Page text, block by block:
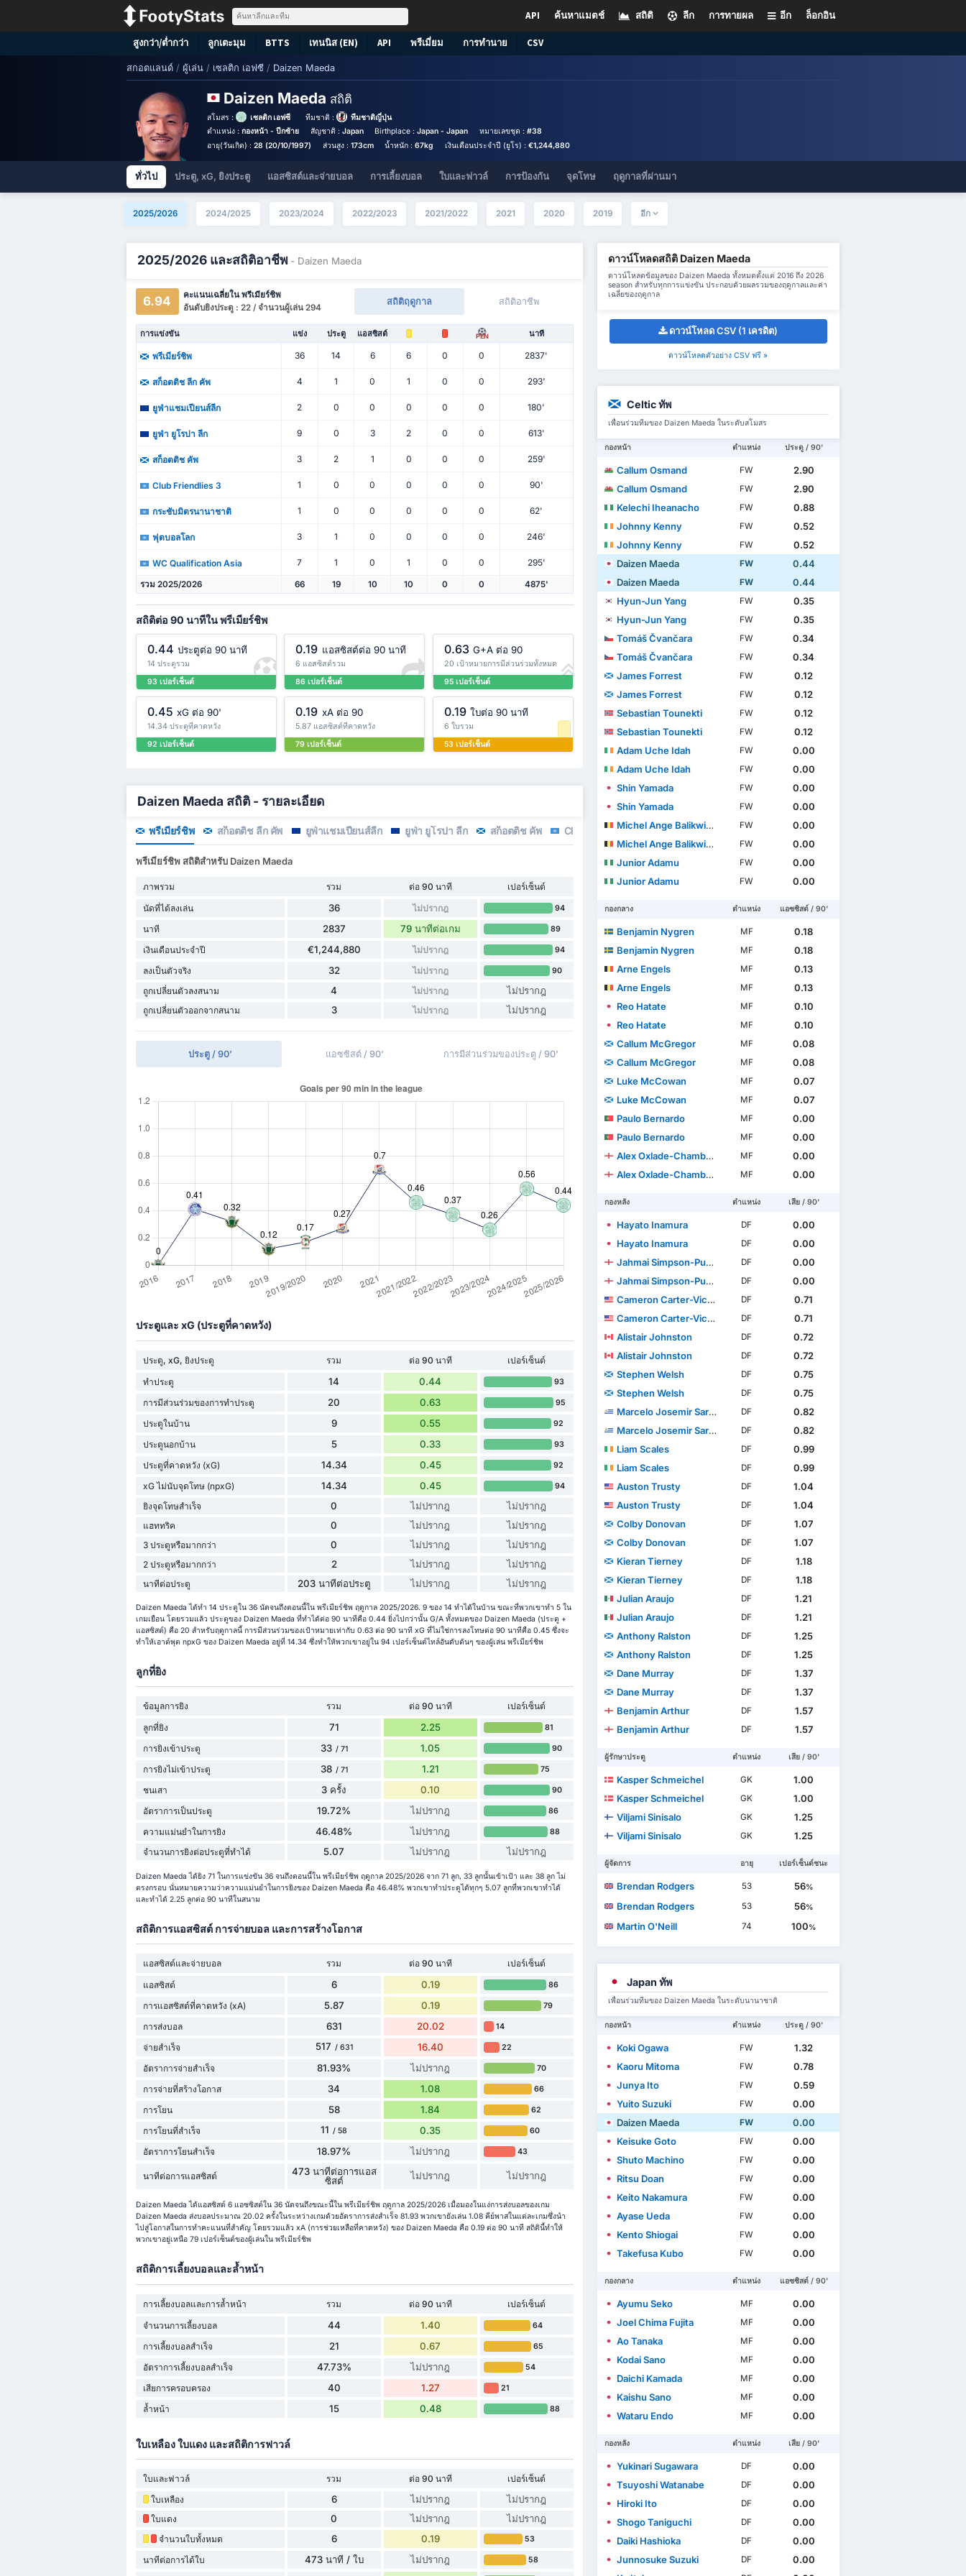
ล็อกอิน
อีก
การทายผล
ลีก
สถิติ
ค้นหาแมตช์
API
สูงกว่า/ต่ำกว่า ลูกเตะมุม BTTS เทนนิส (EN) API พรีเมี่ยม การทำนาย CSV
สกอตแลนด์ / ผู้เล่น / เซลติก เอฟซี / Daizen Maeda
Daizen Maeda สถิติ
สโมสร : เซลติก เอฟซี ทีมชาติ :
ทีมชาติญี่ปุ่น
ตำแหน่ง :กองหน้า - ปีกซ้าย สัญชาติ : Japan Birthplace :Japan - Japan หมายเลขชุด : #38
อายุ(วันเกิด) :28 (20/10/1997) ส่วนสูง : 173cm น้ำหนัก :67kg เงินเดือนประจำปี (ยูโร) : €1,244,880
ทั่วไป ประตู, xG, ยิงประตู แอสซิสต์และจ่ายบอล การเลี้ยงบอล ใบและฟาวล์ การป้องกัน จุดโทษ ฤดูกาลที่ผ่านมา
2025/2026 2024/2025 2023/2024 2022/2023 2021/2022 2021 2020 2019 อีก
2025/2026 และสถิติอาชีพ - Daizen Maeda
6.94
คะแนนเฉลี่ยใน พรีเมียร์ชิพ
อันดับยิงประตู : 22 / จำนวนผู้เล่น 294
สถิติฤดูกาล สถิติอาชีพ
การแข่งขัน แข่ง ประตู แอสซิสต์ PEN นาที
พรีเมียร์ชิพ 36 14 6 6 0 0 2837'
สก็อตติช ลีก คัพ 4 1 0 1 0 0 293'
ยูฟ่าแชมเปียนส์ลีก 2 0 0 0 0 0 180'
ยูฟ่า ยูโรปา ลีก 9 0 3 2 0 0 613'
สก็อตติช คัพ 3 2 1 0 0 0 259'
Club Friendlies 3 1 0 0 0 0 0 90'
กระชับมิตรนานาชาติ 1 0 0 0 0 0 62'
ฟุตบอลโลก 3 1 0 0 0 0 246'
WC Qualification Asia 7 1 0 1 0 0 295'
รวม 2025/2026 66 19 10 10 0 0 4875'
สถิติต่อ 90 นาทีใน พรีเมียร์ชิพ
0.44 ประตูต่อ 90 นาที
14 ประตูรวม
93 เปอร์เซ็นต์
0.19 แอสซิสต์ต่อ 90 นาที
6 แอสซิสต์รวม
86 เปอร์เซ็นต์
0.63 G+A ต่อ 90
20 เป้าหมายการมีส่วนร่วมทั้งหมด
95 เปอร์เซ็นต์
0.45 xG ต่อ 90'
14.34 ประตูที่คาดหวัง
92 เปอร์เซ็นต์
0.19 xA ต่อ 90
5.87 แอสซิสต์ที่คาดหวัง
79 เปอร์เซ็นต์
0.19 ใบต่อ 90 นาที
6 ใบรวม
53 เปอร์เซ็นต์
Daizen Maeda สถิติ - รายละเอียด
พรีเมียร์ชิพ สก็อตติช ลีก คัพ ยูฟ่าแชมเปียนส์ลีก ยูฟ่า ยูโรปา ลีก สก็อตติช คัพ Club Friendlies 3 กระชับมิตรนานาชาติ ฟุตบอลโลก
พรีเมียร์ชิพ สถิติสำหรับ Daizen Maeda
ภาพรวม รวม ต่อ 90 นาที
เปอร์เซ็นต์
นัดที่ได้ลงเล่น
36 ไม่ปรากฎ 94
นาที 2837 79 นาทีต่อเกม 89
เงินเดือนประจำปี €1,244,880 ไม่ปรากฎ 94
ลงเป็นตัวจริง 32 ไม่ปรากฎ 90
ถูกเปลี่ยนตัวลงสนาม 4 ไม่ปรากฎ ไม่ปรากฎ
ถูกเปลี่ยนตัวออกจากสนาม 3 ไม่ปรากฎ ไม่ปรากฎ
ประตู / 90' แอซซิสต์ / 90' การมีส่วนร่วมของประตู / 90'
ประตูและ xG (ประตูที่คาดหวัง)
ประตู, xG, ยิงประตู รวม ต่อ 90 นาที
เปอร์เซ็นต์
ทำประตู
14 0.44 93
การมีส่วนร่วมของการทำประตู 20 0.63 95
ประตูในบ้าน 9 0.55 92
ประตูนอกบ้าน 5 0.33 93
ประตูที่คาดหวัง (xG) 14.34 0.45 92
xG ไม่นับจุดโทษ (npxG) 14.34 0.45 94
ยิงจุดโทษสำเร็จ 0 ไม่ปรากฎ ไม่ปรากฎ
แฮททริค 0 ไม่ปรากฎ ไม่ปรากฎ
3 ประตูหรือมากกว่า 0 ไม่ปรากฎ ไม่ปรากฎ
2 ประตูหรือมากกว่า 2 ไม่ปรากฎ ไม่ปรากฎ
นาทีต่อประตู 203 นาทีต่อประตู ไม่ปรากฎ ไม่ปรากฎ
Daizen Maeda ได้ทำ 14 ประตูใน 36 นัดจนถึงตอนนี้ใน พรีเมียร์ชิพ ฤดูกาล 2025/2026. 9 ของ 14 ทำได้ในบ้าน ขณะที่พวกเขาทำ 5 ใน
เกมเยือน โดยรวมแล้ว ประตูของ Daizen Maeda ที่ทำได้ต่อ 90 นาทีคือ 0.44 ยิ่งไปกว่านั้น G/A ทั้งหมดของ Daizen Maeda (ประตู +
แอสซิสต์) คือ 20 สำหรับฤดูกาลนี้ การมีส่วนร่วมของเป้าหมายเท่ากับ 0.63 ต่อ 90 นาที xG ที่ไม่ใช่การลงโทษต่อ 90 นาทีคือ 0.45 ซึ่งจะ
ทำให้เอาต์พุต npxG ของ Daizen Maeda อยู่ที่ 14.34 ซึ่งทำให้พวกเขาอยู่ใน 94 เปอร์เซ็นต์ไทล์อันดับต้นๆ ของผู้เล่น พรีเมียร์ชิพ
ลูกที่ยิง
ข้อมูลการยิง รวม ต่อ 90 นาที
เปอร์เซ็นต์
ลูกที่ยิง
71 2.25 81
การยิงเข้าประตู 33 / 71 1.05 90
การยิงไม่เข้าประตู 38 / 71 1.21 75
ชนเสา 3 ครั้ง 0.10 90
อัตราการเป็นประตู 19.72% ไม่ปรากฎ 86
ความแม่นยำในการยิง 46.48% ไม่ปรากฎ 88
จำนวนการยิงต่อประตูที่ทำได้ 5.07 ไม่ปรากฎ ไม่ปรากฎ
Daizen Maeda ได้ยิง 71 ในการแข่งขัน 36 จนถึงตอนนี้ใน พรีเมียร์ชิพ ฤดูกาล 2025/2026 จาก 71 ลูก, 33 ลูกนั้นเข้าเป้า และ 38 ลูก ไม่
ตรงกรอบ นั่นหมายความว่าความแม่นยำในการยิงของ Daizen Maeda คือ 46.48% พวกเขาทำประตูได้ทุกๆ 5.07 ลูกที่พวกเขาทำได้
และทำได้ 2.25 ลูกต่อ 90 นาทีในสนาม
สถิติการแอสซิสต์ การจ่ายบอล และการสร้างโอกาส
แอสซิสต์และจ่ายบอล รวม ต่อ 90 นาที
เปอร์เซ็นต์
แอสซิสต์
6 0.19 86
การแอสซิสต์ที่คาดหวัง (xA) 5.87 0.19 79
การส่งบอล 631 20.02 14
จ่ายสำเร็จ 517 / 631 16.40 22
อัตราการจ่ายสำเร็จ 81.93% ไม่ปรากฎ 70
การจ่ายที่สร้างโอกาส 34 1.08 66
การโยน 58 1.84 62
การโยนที่สำเร็จ 11 / 58 0.35 60
อัตราการโยนสำเร็จ 18.97% ไม่ปรากฎ 43
นาทีต่อการแอสซิสต์
473 นาทีต่อการแอส
ซิสต์
ไม่ปรากฎ ไม่ปรากฎ
Daizen Maeda ได้แอสซิสต์ 6 แอซซิสต์ใน 36 นัดจนถึงขณะนี้ใน พรีเมียร์ชิพ ฤดูกาล 2025/2026 เมื่อมองในแง่การส่งบอลของเกม
Daizen Maeda ส่งบอลประมาณ 20.02 ครั้งในระหว่างเกมด้วยอัตราการส่งสำเร็จ 81.93 พวกเขายังเล่น 1.08 คีย์พาสในแต่ละเกมซึ่งนำ
ไปสู่โอกาสในการทำคะแนนที่สำคัญ โดยรวมแล้ว xA (การช่วยเหลือที่คาดหวัง) ของ Daizen Maeda คือ 0.19 ต่อ 90 นาที สถิตินี้ทำให้
พวกเขาอยู่เหนือ 79 เปอร์เซ็นต์ของผู้เล่นใน พรีเมียร์ชิพ
สถิติการเลี้ยงบอลและล้ำหน้า
การเลี้ยงบอลและการล้ำหน้า รวม ต่อ 90 นาที
เปอร์เซ็นต์
จำนวนการเลี้ยงบอล
44 1.40 64
การเลี้ยงบอลสำเร็จ 21 0.67 65
อัตราการเลี้ยงบอลสำเร็จ 47.73% ไม่ปรากฎ 54
เสียการครอบครอง 40 1.27 21
ล้ำหน้า 15 0.48 88
ใบเหลือง ใบแดง และสถิติการฟาวล์
ใบและฟาวล์ รวม ต่อ 90 นาที
เปอร์เซ็นต์
ใบเหลือง
6 ไม่ปรากฎ ไม่ปรากฎ
ใบแดง 0 ไม่ปรากฎ ไม่ปรากฎ
จำนวนใบทั้งหมด 6 0.19 53
นาทีต่อการได้ใบ 473 นาที / ใบ ไม่ปรากฎ 58
ดาวน์โหลดสถิติ Daizen Maeda
ดาวน์โหลดข้อมูลของ Daizen Maeda ทั้งหมดตั้งแต่ 2016 ถึง 2026
season สำหรับทุกการแข่งขัน ประกอบด้วยผลรวมของฤดูกาลและค่า
เฉลี่ยของฤดูกาล
ดาวน์โหลด CSV (1 เครดิต)
ดาวน์โหลดตัวอย่าง CSV ฟรี »
Celtic ทัพ
เพื่อนร่วมทีมของ Daizen Maeda ในระดับสโมสร
กองหน้า ตำแหน่ง ประตู / 90'
Callum Osmand FW
2.90
Callum Osmand
FW
2.90
Kelechi Iheanacho
FW
0.88
Johnny Kenny
FW
0.52
Johnny Kenny
FW
0.52
Daizen Maeda
FW
0.44
Daizen Maeda
FW
0.44
Hyun-Jun Yang
FW
0.35
Hyun-Jun Yang
FW
0.35
Tomáš Čvančara
FW
0.34
Tomáš Čvančara
FW
0.34
James Forrest
FW
0.12
James Forrest
FW
0.12
Sebastian Tounekti
FW
0.12
Sebastian Tounekti
FW
0.12
Adam Uche Idah
FW
0.00
Adam Uche Idah
FW
0.00
Shin Yamada
FW
0.00
Shin Yamada
FW
0.00
Michel Ange Balikwisha
FW
0.00
Michel Ange Balikwisha
FW
0.00
Junior Adamu
FW
0.00
Junior Adamu
FW 0.00
กองกลาง ตำแหน่ง แอซซิสต์ / 90'
Benjamin Nygren MF
0.18
Benjamin Nygren
MF
0.18
Arne Engels
MF
0.13
Arne Engels
MF
0.13
Reo Hatate
MF
0.10
Reo Hatate
MF
0.10
Callum McGregor
MF
0.08
Callum McGregor
MF
0.08
Luke McCowan
MF
0.07
Luke McCowan
MF
0.07
Paulo Bernardo
MF
0.00
Paulo Bernardo
MF
0.00
Alex Oxlade-Chamberlain
MF
0.00
Alex Oxlade-Chamberlain
MF 0.00
กองหลัง ตำแหน่ง เสีย / 90'
Hayato Inamura DF
0.00
Hayato Inamura
DF
0.00
Jahmai Simpson-Pusey
DF
0.00
Jahmai Simpson-Pusey
DF
0.00
Cameron Carter-Vickers
DF
0.71
Cameron Carter-Vickers
DF
0.71
Alistair Johnston
DF
0.72
Alistair Johnston
DF
0.72
Stephen Welsh
DF
0.75
Stephen Welsh
DF
0.75
Marcelo Josemir Saracchi Pintos
DF
0.82
Marcelo Josemir Saracchi Pintos
DF
0.82
Liam Scales
DF
0.99
Liam Scales
DF
0.99
Auston Trusty
DF
1.04
Auston Trusty
DF
1.04
Colby Donovan
DF
1.07
Colby Donovan
DF
1.07
Kieran Tierney
DF
1.18
Kieran Tierney
DF
1.18
Julian Araujo
DF
1.21
Julian Araujo
DF
1.21
Anthony Ralston
DF
1.25
Anthony Ralston
DF
1.25
Dane Murray
DF
1.37
Dane Murray
DF
1.37
Benjamin Arthur
DF
1.57
Benjamin Arthur
DF 1.57
ผู้รักษาประตู ตำแหน่ง เสีย / 90'
Kasper Schmeichel GK
1.00
Kasper Schmeichel
GK
1.00
Viljami Sinisalo
GK
1.25
Viljami Sinisalo
GK 1.25
ผู้จัดการ อายุ เปอร์เซ็นต์ชนะ
Brendan Rodgers 53 56%
Brendan Rodgers 53 56%
Martin O'Neill 74 100%
Japan ทัพ
เพื่อนร่วมทีมของ Daizen Maeda ในระดับนานาชาติ
กองหน้า ตำแหน่ง ประตู / 90'
Koki Ogawa FW
1.32
Kaoru Mitoma
FW
0.78
Junya Ito
FW
0.59
Yuito Suzuki
FW
0.00
Daizen Maeda
FW
0.00
Keisuke Goto
FW
0.00
Shuto Machino
FW
0.00
Ritsu Doan
FW
0.00
Keito Nakamura
FW
0.00
Ayase Ueda
FW
0.00
Kento Shiogai
FW
0.00
Takefusa Kubo
FW 0.00
กองกลาง ตำแหน่ง แอซซิสต์ / 90'
Ayumu Seko MF
0.00
Joel Chima Fujita
MF
0.00
Ao Tanaka
MF
0.00
Kodai Sano
MF
0.00
Daichi Kamada
MF
0.00
Kaishu Sano
MF
0.00
Wataru Endo
MF 0.00
กองหลัง ตำแหน่ง เสีย / 90'
Yukinari Sugawara DF
0.00
Tsuyoshi Watanabe
DF
0.00
Hiroki Ito
DF
0.00
Shogo Taniguchi
DF
0.00
Daiki Hashioka
DF
0.00
Junnosuke Suzuki
DF
0.00